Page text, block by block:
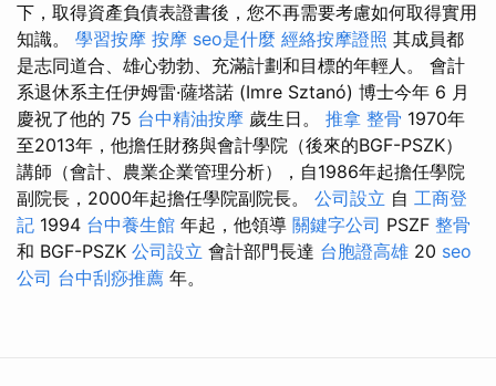
下，取得資產負債表證書後，您不再需要考慮如何取得實用
知識。 學習按摩 按摩 seo是什麼 經絡按摩證照 其成員都
是志同道合、雄心勃勃、充滿計劃和目標的年輕人。 會計
系退休系主任伊姆雷·薩塔諾 (Imre Sztanó) 博士今年 6 月
慶祝了他的 75 台中精油按摩 歲生日。 推拿 整骨 1970年
至2013年，他擔任財務與會計學院（後來的BGF-PSZK）
講師（會計、農業企業管理分析），自1986年起擔任學院
副院長，2000年起擔任學院副院長。 公司設立 自 工商登
記 1994 台中養生館 年起，他領導 關鍵字公司 PSZF 整骨
和 BGF-PSZK 公司設立 會計部門長達 台胞證高雄 20 seo
公司 台中刮痧推薦 年。